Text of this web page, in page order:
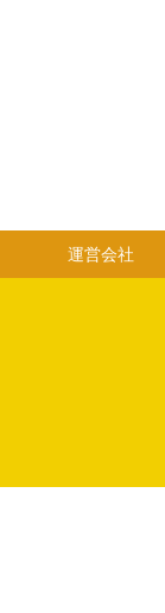
運営会社